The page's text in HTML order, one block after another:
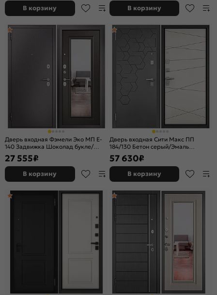
В корзину В корзину
Дверь входная Фэмели Эко МП E-
140 Задвижка Шоколад букле/
Шоколад ларче, с зеркалом, 2
замка, с ночной задвижкой
27 555₽
В корзину
Дверь входная Сити Макс ПП
184/130 Бетон серый/Эмаль
белоснежная, 2 замка, с ночной
задвижкой
57 630₽
В корзину